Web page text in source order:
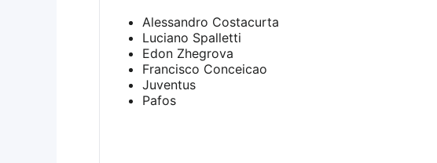
Alessandro Costacurta
Luciano Spalletti
Edon Zhegrova
Francisco Conceicao
Juventus
Pafos